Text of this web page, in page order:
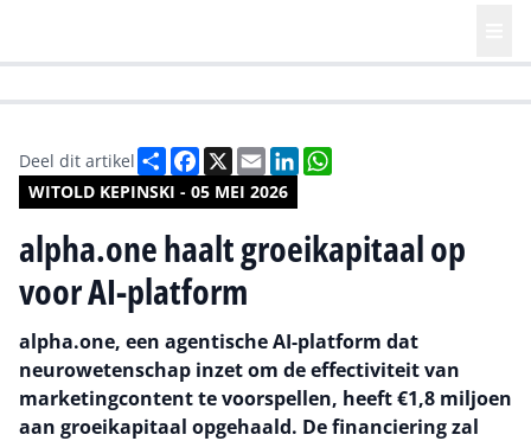
WITOLD KEPINSKI - 05 MEI 2026
Deel dit artikel DeelFacebook
X EmailLinkedIn
alpha.one haalt groeikapitaal op
voor AI-platform
alpha.one, een agentische AI-platform dat
neurowetenschap inzet om de effectiviteit van
marketingcontent te voorspellen, heeft €1,8 miljoen
aan groeikapitaal opgehaald. De financiering zal